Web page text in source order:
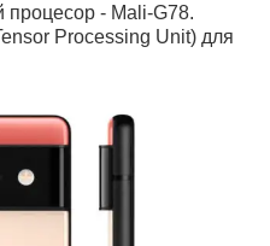
процесор - Mali-G78.
Processing Unit) для